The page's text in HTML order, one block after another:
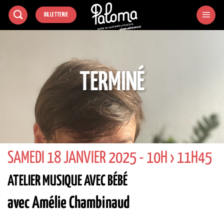
Passer
BILLETTERIE
TERMINÉ
SAMEDI 18 JANVIER 2025 - 10H › 11H45
ATELIER MUSIQUE AVEC BÉBÉ
avec Amélie Chambinaud